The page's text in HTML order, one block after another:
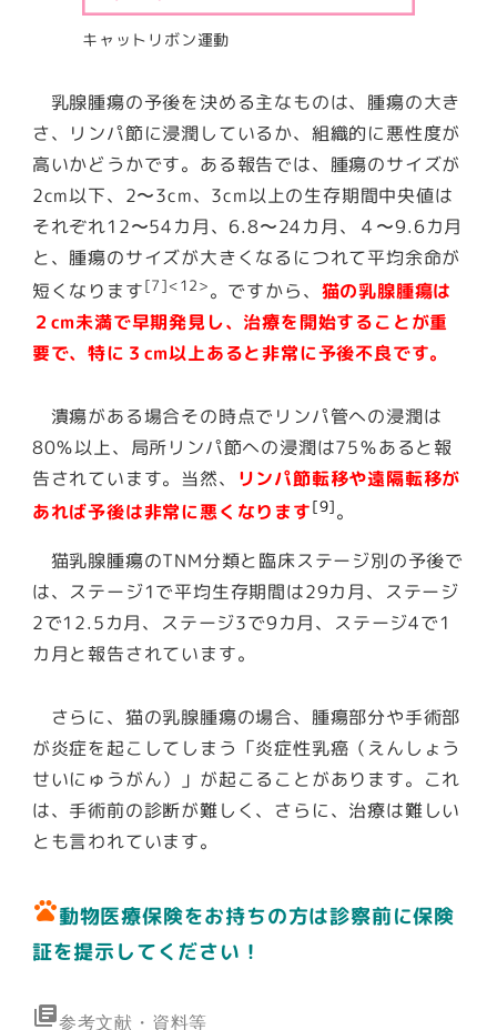
キャットリボン運動
乳腺腫瘍の予後を決める主なものは、腫瘍の大き
さ、リンパ節に浸潤しているか、組織的に悪性度が
高いかどうかです。ある報告では、腫瘍のサイズが
2cm以下、2〜3cm、3cm以上の生存期間中央値は
それぞれ12〜54カ月、6.8〜24カ月、４〜9.6カ月
と、腫瘍のサイズが大きくなるにつれて平均余命が
短くなります[7]<12>。ですから、 猫の乳腺腫瘍は
２cm未満で早期発見し、治療を開始することが重
要で、特に３cm以上あると非常に予後不良です。
潰瘍がある場合その時点でリンパ管への浸潤は
80％以上、局所リンパ節への浸潤は75％あると報
告されています。当然、
リンパ節転移や遠隔転移が
あれば予後は非常に悪くなります[9]。
猫乳腺腫瘍のTNM分類と臨床ステージ別の予後で
は、ステージ1で平均生存期間は29カ月、ステージ
2で12.5カ月、ステージ3で9カ月、ステージ4で1
カ月と報告されています。
さらに、猫の乳腺腫瘍の場合、腫瘍部分や手術部
が炎症を起こしてしまう「炎症性乳癌（えんしょう
せいにゅうがん）」が起こることがあります。これ
は、手術前の診断が難しく、さらに、治療は難しい
とも言われています。
pets動物医療保険をお持ちの方は診察前に保険
証を提示してください！
library_books参考文献・資料等